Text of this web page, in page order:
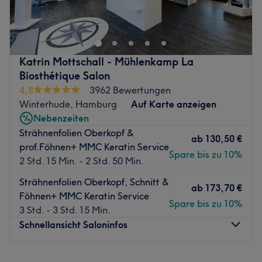
Nobel Friseure in Hamburg, Winterhude ein Spitzenteam,
welches dir neue Haarschnitte und Haarfarben verpasst.
Bei dem umfangreichen Angebot ist für jeden etwas
dabei.
Nächste öffentliche Verkehrsmittel:
Die Station Anleger Mühlenkamp ist nur wenige
Gehminuten entfernt.
Das Team:
Dem herzlichen Team ist es wichtig, dass du bei ihnen
abschalten und eine Auszeit zum Wohlfühlen genießen
kannst. Durch langjährige Erfahrung hat das Team ein
Auge für den richtigen Style, der genau zu dir passt.
Was uns an dem Salon gefällt:
Atmosphäre: Modern, schick, hochwertig.
Expertise: Trendschnitte, Balayage.
Katrin Mottschall - Mühlenkamp La
Biosthétique Salon
4,8
3962 Bewertungen
Winterhude, Hamburg
Auf Karte anzeigen
Nebenzeiten
Strähnenfolien Oberkopf &
prof.Föhnen+ MMC Keratin Service
2 Std. 15 Min. - 2 Std. 50 Min.
ab 130,50 €
Spare bis zu 10%
Strähnenfolien Oberkopf, Schnitt &
Föhnen+ MMC Keratin Service
3 Std. - 3 Std. 15 Min.
ab 173,70 €
Spare bis zu 10%
Schnellansicht Saloninfos